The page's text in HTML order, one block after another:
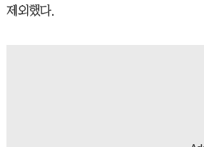
제외했다.